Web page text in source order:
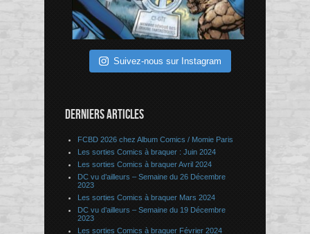
Suivez-nous sur Instagram
DERNIERS ARTICLES
FCBD 2026 chez Album Comics / Momie Paris
Les sorties Comics à braquer : Juin 2024
Les sorties Comics à braquer Avril 2024
DC vu d’ailleurs – Semaine du 26 Décembre
2023
Les sorties Comics à braquer Mars 2024
DC vu d’ailleurs – Semaine du 19 Décembre
2023
Les sorties Comics à braquer Février 2024